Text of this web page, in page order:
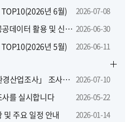
년 6월) 2026-07-08
2026년 부산광역시 공공데이터 활용 및 신규 개방 수요 설문조사 2026-06-30
년 5월) 2026-06-11
「2025년 기준 부산환경산업조사」 조사요원을 모집합니다. 2026-07-10
를 실시합니다 2026-05-22
주요 일정 안내 2026-01-14